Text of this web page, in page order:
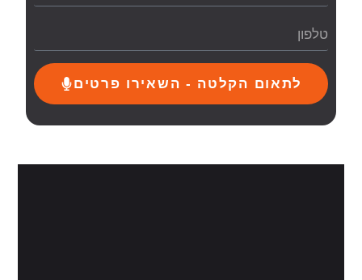
לתאום הקלטה - השאירו פרטים